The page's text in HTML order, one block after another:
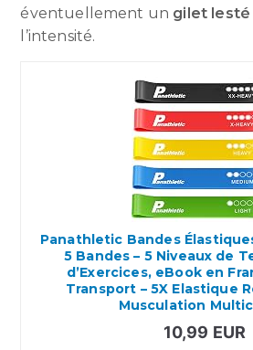
éventuellement un gilet lesté
l’intensité.
Panathletic Bandes
5 Bandes – 5 Niveaux de
d’Exercices, eBook en
Transport – 5X Elastique
Musculation
10,99 EUR